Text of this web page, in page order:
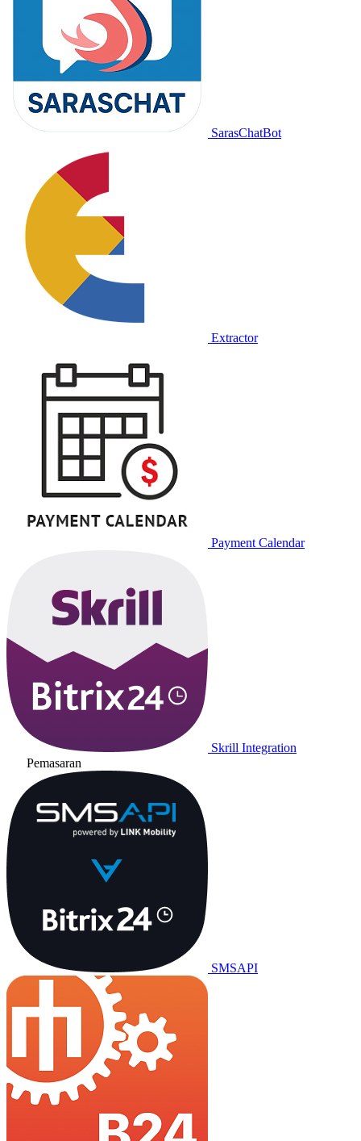
SarasChatBot
Extractor
Payment Calendar
Skrill Integration
Pemasaran
SMSAPI